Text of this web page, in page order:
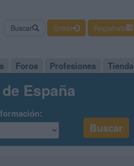
Buscar Entrar Regístrate
Foros Profesiones Tienda
España